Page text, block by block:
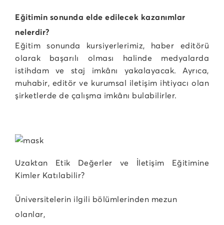
Eğitimin sonunda elde edilecek kazanımlar
nelerdir?
Eğitim sonunda kursiyerlerimiz, haber editörü
olarak başarılı olması halinde medyalarda
istihdam ve staj imkânı yakalayacak. Ayrıca,
muhabir, editör ve kurumsal iletişim ihtiyacı olan
şirketlerde de çalışma imkânı bulabilirler.
Uzaktan Etik Değerler ve İletişim Eğitimine
Kimler Katılabilir?
Üniversitelerin ilgili bölümlerinden mezun
olanlar,